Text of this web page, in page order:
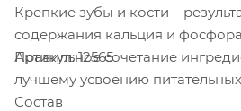
Крепкие зубы и кости –
содержания кальция и
Правильное сочетание
лучшему усвоению
Состав
Артикул: 12565